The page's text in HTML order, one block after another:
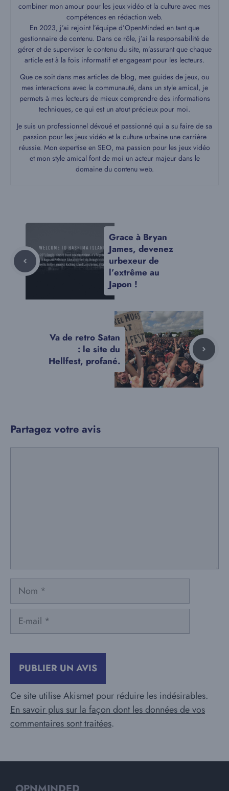
combiner mon amour pour les jeux vidéo et la culture avec mes
compétences en rédaction web.
En 2023, j’ai rejoint l’équipe d’OpenMinded en tant que
gestionnaire de contenu. Dans ce rôle, j’ai la responsabilité de
gérer et de superviser le contenu du site, m’assurant que chaque
article est à la fois informatif et engageant pour les lecteurs.
Que ce soit dans mes articles de blog, mes guides de jeux, ou
mes interactions avec la communauté, dans un style amical, je
permets à mes lecteurs de mieux comprendre des informations
techniques, ce qui est un atout précieux pour moi.
Je suis un professionnel dévoué et passionné qui a su faire de sa
passion pour les jeux vidéo et la culture urbaine une carrière
réussie. Mon expertise en SEO, ma passion pour les jeux vidéo
et mon style amical font de moi un acteur majeur dans le
domaine du contenu web.
Grace à Bryan
James, devenez
urbexeur de
l’extrême au
Japon !
Va de retro Satan
: le site du
Hellfest, profané.
Partagez votre avis
Nom
Ce site utilise Akismet pour réduire les indésirables.
En savoir plus sur la façon dont les données de vos
commentaires sont traitées.